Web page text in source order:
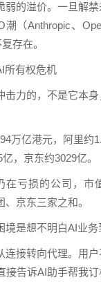
弱的溢价。一旦解
潮（Anthropic、
存在。
所有权危机
击力的，不是它本
万亿港元，阿里约
，京东约3029亿。
在亏损的公司，市
京东三家之和。
境是想不明白AI业务
连接转向代理。用户
接告诉AI助手帮我